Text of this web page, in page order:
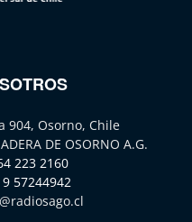
904, Osorno, Chile
DE OSORNO A.G.
223 2160
57244942